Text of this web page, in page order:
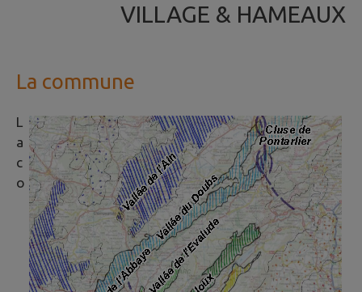
VILLAGE & HAMEAUX
La commune
L
a
c
o